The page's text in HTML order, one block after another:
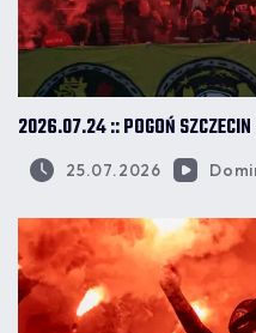
2026.07.24 :: POGOŃ
25.07.2026